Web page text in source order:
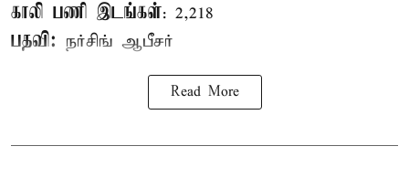
காலி பணி இடங்கள்: 2,218
பதவி: நர்சிங் ஆபீசர்
Read More